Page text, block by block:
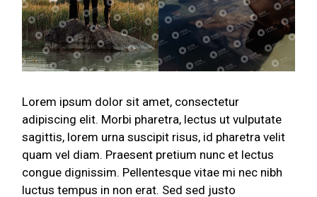
Lorem ipsum dolor sit amet, consectetur
adipiscing elit. Morbi pharetra, lectus ut vulputate
sagittis, lorem urna suscipit risus, id pharetra velit
quam vel diam. Praesent pretium nunc et lectus
congue dignissim. Pellentesque vitae mi nec nibh
luctus tempus in non erat. Sed sed justo